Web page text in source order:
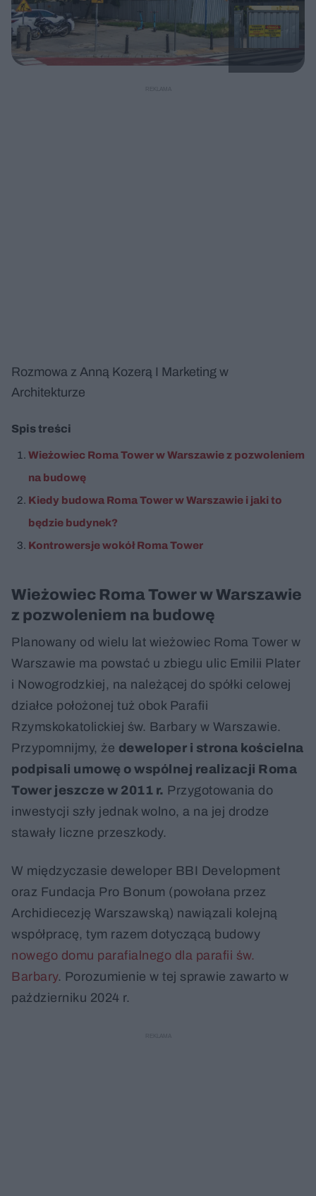
Rozmowa z Anną Kozerą I Marketing w
Architekturze
Spróbuj ponownie
Spis treści
Wieżowiec Roma Tower w Warszawie z pozwoleniem
na budowę
Kiedy budowa Roma Tower w Warszawie i jaki to
będzie budynek?
Kontrowersje wokół Roma Tower
Wieżowiec Roma Tower w Warszawie
z pozwoleniem na budowę
Planowany od wielu lat wieżowiec Roma Tower w
Warszawie ma powstać u zbiegu ulic Emilii Plater
i Nowogrodzkiej, na należącej do spółki celowej
działce położonej tuż obok Parafii
Rzymskokatolickiej św. Barbary w Warszawie.
Przypomnijmy, że deweloper i strona kościelna
podpisali umowę o wspólnej realizacji Roma
Tower jeszcze w 2011 r. Przygotowania do
inwestycji szły jednak wolno, a na jej drodze
stawały liczne przeszkody.
W międzyczasie deweloper BBI Development
oraz Fundacja Pro Bonum (powołana przez
Archidiecezję Warszawską) nawiązali kolejną
współpracę, tym razem dotyczącą budowy
nowego domu parafialnego dla parafii św.
Barbary. Porozumienie w tej sprawie zawarto w
październiku 2024 r.